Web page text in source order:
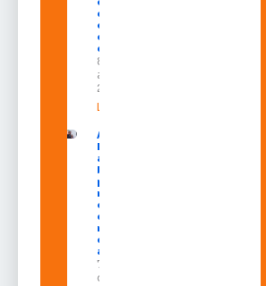
de todo o
estado nos
dias 10 e 11
de agosto
8 de
agosto de
2026
Leia mais »
Acácio
Favacho
apresenta
balanço
parcial do
mandato
com mais
de R$ 668
milhões
destinados
ao Amapá
7 de agosto
de 2026